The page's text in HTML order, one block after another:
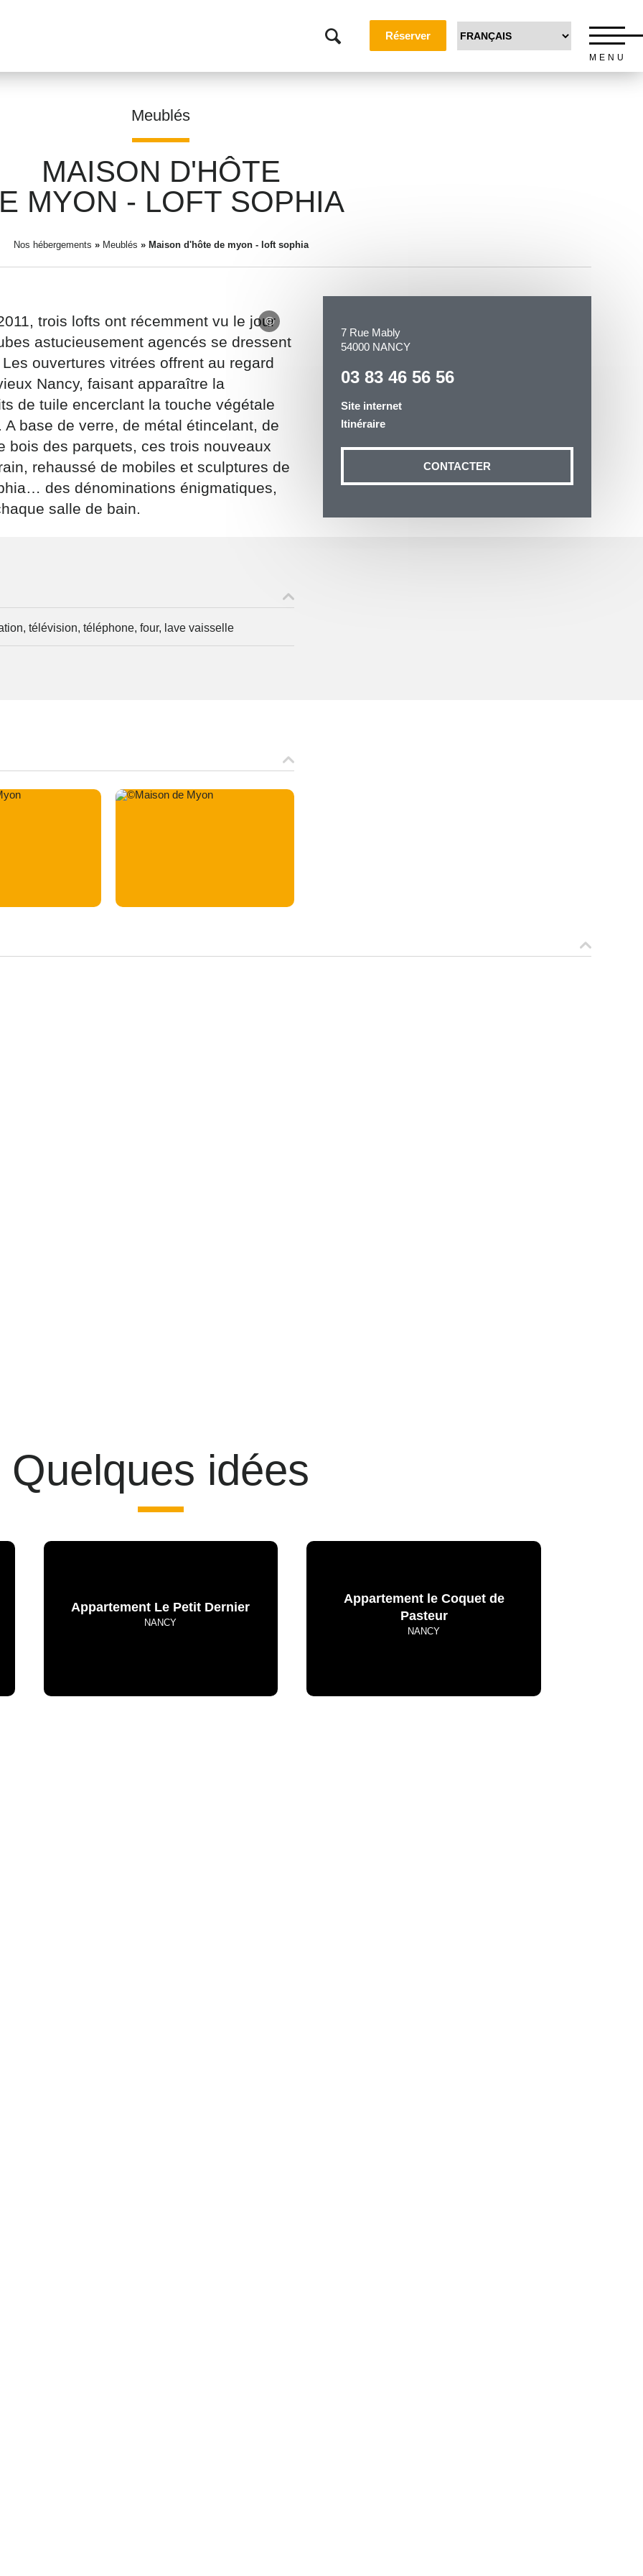
Réserver
MENU
Meublés
MAISON D'HÔTE
MYON - LOFT SOPHIA
Nos hébergements » Meublés » Maison d'hôte de myon - loft sophia
7 Rue Mably
54000 NANCY
03 83 46 56 56
Site internet
Itinéraire
CONTACTER
trois lofts ont récemment vu le jour
astucieusement agencés se dressent
ouvertures vitrées offrent au regard
Nancy, faisant apparaître la
de tuile encerclant la touche végétale
base de verre, de métal étincelant, de
bois des parquets, ces trois nouveaux
rehaussé de mobiles et sculptures de
des dénominations énigmatiques,
salle de bain.
télévision, téléphone, four, lave vaisselle
Quelques idées
Appartement Le Petit Dernier
NANCY
Appartement le Coquet de
Pasteur
NANCY
Prénom
Adresse email*
recueillies à partir de ce formulaire sont nécessaires au traitement de votre demande
contraire). Vous disposez d’un droit d’accès, de rectification et d’opposition aux données
que vous pouvez exercer en adressant une demande par courriel à
ou par courrier signé accompagné de la copie d’un titre d’identité à
: Meurthe & Moselle Tourisme - 48 esplanade Jacques-Baudot CO 90019 54035